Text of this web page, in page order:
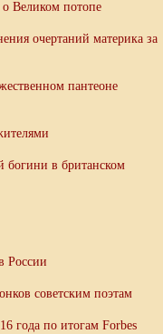
Великом потопе
очертаний материка за
пантеоне
богини в британском
России
советским поэтам
года по итогам Forbes